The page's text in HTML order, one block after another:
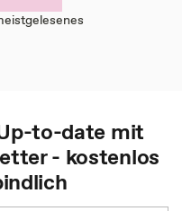
to-date mit
- kostenlos